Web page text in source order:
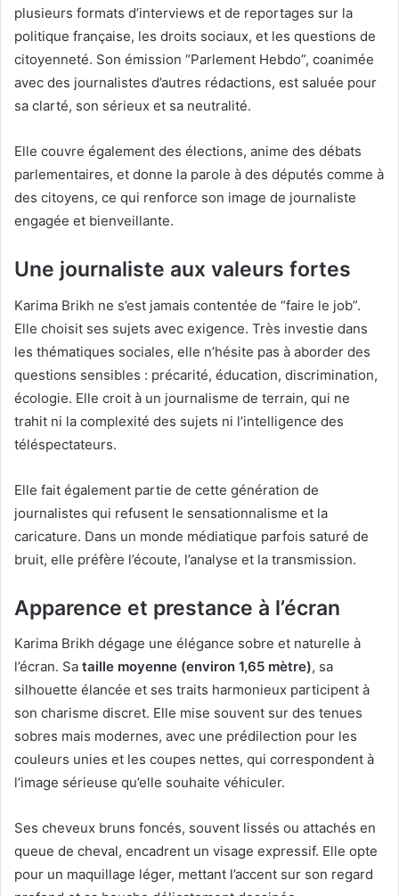
plusieurs formats d’interviews et de reportages sur la
politique française, les droits sociaux, et les questions de
citoyenneté. Son émission “Parlement Hebdo”, coanimée
avec des journalistes d’autres rédactions, est saluée pour
sa clarté, son sérieux et sa neutralité.
Elle couvre également des élections, anime des débats
parlementaires, et donne la parole à des députés comme à
des citoyens, ce qui renforce son image de journaliste
engagée et bienveillante.
Une journaliste aux valeurs fortes
Karima Brikh ne s’est jamais contentée de “faire le job”.
Elle choisit ses sujets avec exigence. Très investie dans
les thématiques sociales, elle n’hésite pas à aborder des
questions sensibles : précarité, éducation, discrimination,
écologie. Elle croit à un journalisme de terrain, qui ne
trahit ni la complexité des sujets ni l’intelligence des
téléspectateurs.
Elle fait également partie de cette génération de
journalistes qui refusent le sensationnalisme et la
caricature. Dans un monde médiatique parfois saturé de
bruit, elle préfère l’écoute, l’analyse et la transmission.
Apparence et prestance à l’écran
Karima Brikh dégage une élégance sobre et naturelle à
l’écran. Sa taille moyenne (environ 1,65 mètre), sa
silhouette élancée et ses traits harmonieux participent à
son charisme discret. Elle mise souvent sur des tenues
sobres mais modernes, avec une prédilection pour les
couleurs unies et les coupes nettes, qui correspondent à
l’image sérieuse qu’elle souhaite véhiculer.
Ses cheveux bruns foncés, souvent lissés ou attachés en
queue de cheval, encadrent un visage expressif. Elle opte
pour un maquillage léger, mettant l’accent sur son regard